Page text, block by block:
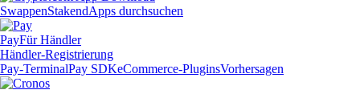
SwappenStakendApps durchsuchen
PayFür Händler
Händler-Registrierung
Pay-TerminalPay SDKeCommerce-PluginsVorhersagen